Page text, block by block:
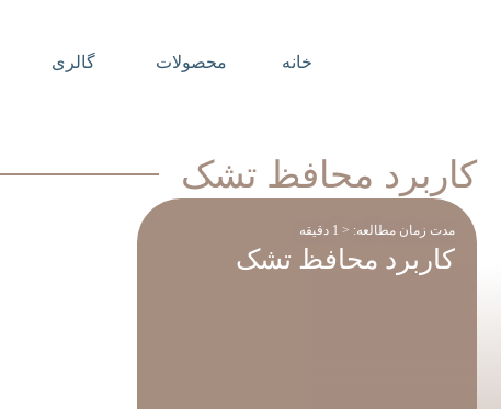
خانه محصولات گالری
کاربرد محافظ تشک
مدت زمان مطالعه: < 1 دقیقه
کاربرد محافظ تشک